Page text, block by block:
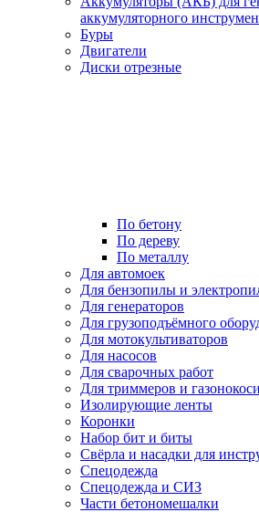
аккумуляторного
Буры
Двигатели
Диски отрезные
По бетону
По дереву
По металлу
Для автомоек
Для бензопилы и
Для генераторов
Для грузоподъёмного
Для мотокультиваторов
Для насосов
Для сварочных работ
Для триммеров и
Изолирующие ленты
Коронки
Набор бит и биты
Свёрла и насадки для
Спецодежда
Спецодежда и СИЗ
Части бетономешалки